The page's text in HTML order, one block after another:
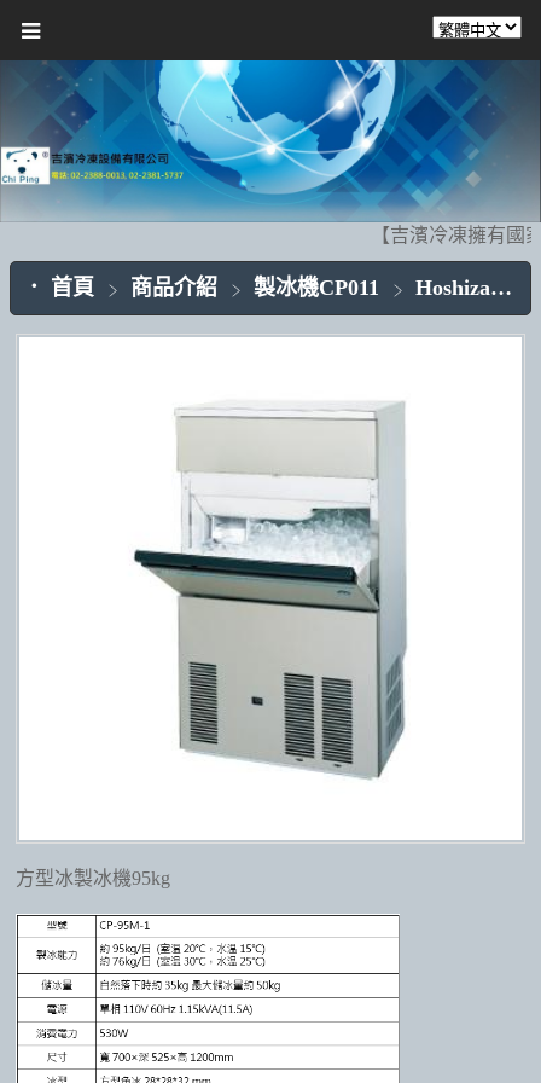
【吉濱冷凍擁有國
首頁 商品介紹 製冰機CP011 Hoshizaki(日本)
方型冰製冰機95kg